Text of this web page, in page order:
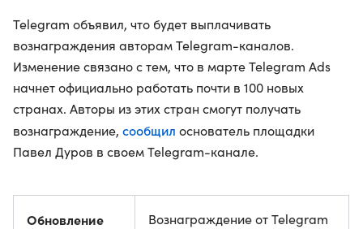
Telegram объявил, что будет выплачивать
вознаграждения авторам Telegram-каналов.
Изменение связано с тем, что в марте Telegram Ads
начнет официально работать почти в 100 новых
странах. Авторы из этих стран смогут получать
вознаграждение, сообщил основатель площадки
Павел Дуров в своем Telegram-канале.
Обновление
Вознаграждение от Telegram